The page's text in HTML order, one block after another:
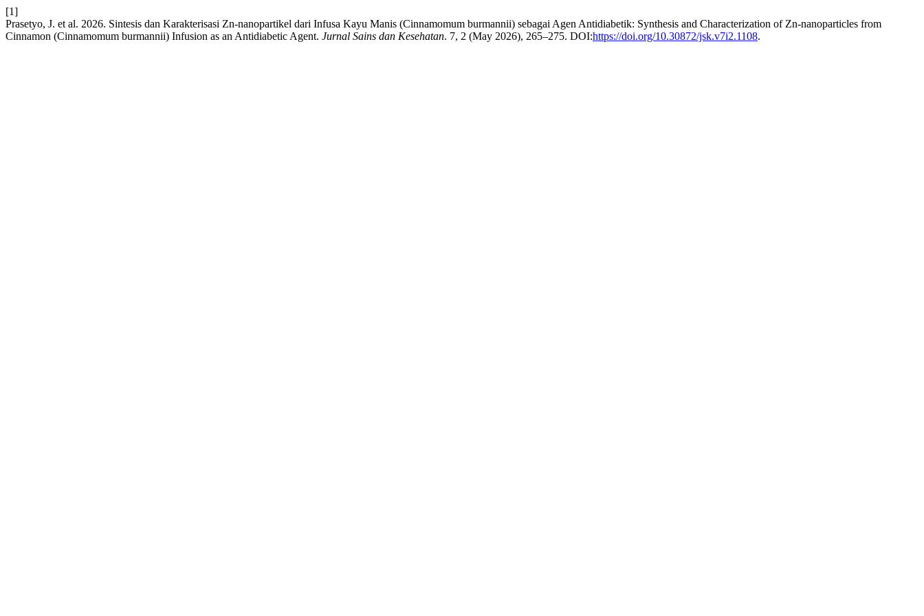
[1]
Prasetyo, J. et al. 2026. Sintesis dan Karakterisasi Zn-nanopartikel dari Infusa Kayu Manis (Cinnamomum burmannii) sebagai Agen Antidiabetik: Synthesis and Characterization of Zn-nanoparticles from
Cinnamon (Cinnamomum burmannii) Infusion as an Antidiabetic Agent. Jurnal Sains dan Kesehatan. 7, 2 (May 2026), 265–275. DOI:https://doi.org/10.30872/jsk.v7i2.1108.